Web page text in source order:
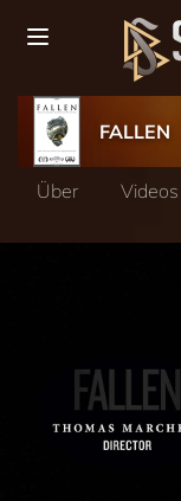
FALLEN
Über Videos